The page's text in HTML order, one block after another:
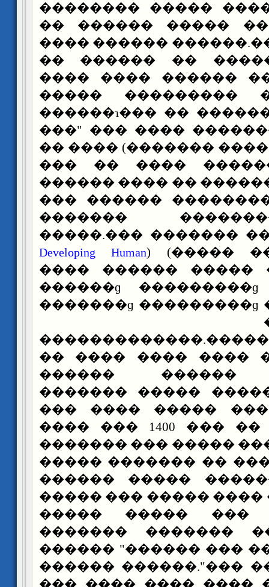
�������� �����
�� ������ �����
���� ������
�� ������ ��
���� ���� ������
����� ���������
������ɿ��� ��
���" ��� ����
�� ���� (�������
��� �� ����
������ ���� ��
��� ������
�������
�����.��� �������
Developing Human) (�����
���� ������ �����
������ɡ ���������ɡ
�������ɡ ���������ɡ
�� ���� ���� ����
������ ������
������� �����
��� ���� �����
���� ��� 1400 ���
������� ��� �����
����� ������� ��
������ �����
����� ��� ����� ����
����� ����� ���
������� �������
������ "������ ���
������ ������."���
��� ���� ���� ����